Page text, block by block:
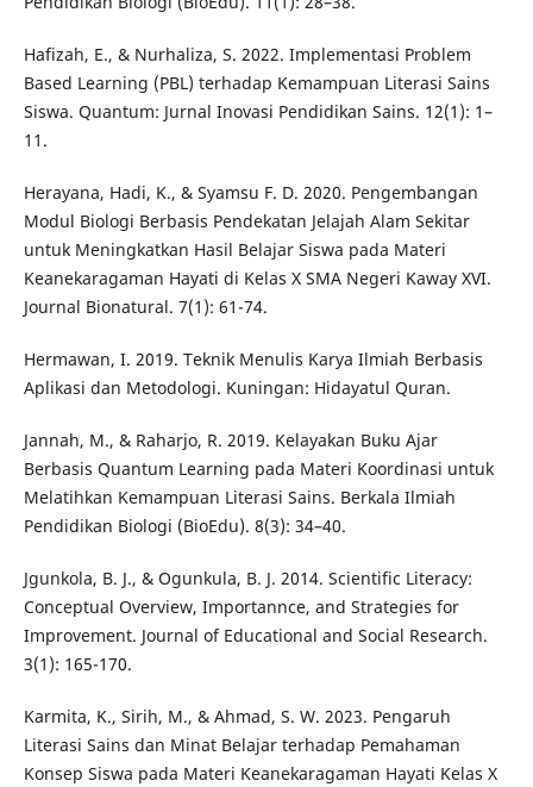
Hafizah, E., & Nurhaliza, S. 2022. Implementasi Problem
Based Learning (PBL) terhadap Kemampuan Literasi Sains
Siswa. Quantum: Jurnal Inovasi Pendidikan Sains. 12(1): 1–
11.
Herayana, Hadi, K., & Syamsu F. D. 2020. Pengembangan
Modul Biologi Berbasis Pendekatan Jelajah Alam Sekitar
untuk Meningkatkan Hasil Belajar Siswa pada Materi
Keanekaragaman Hayati di Kelas X SMA Negeri Kaway XVI.
Journal Bionatural. 7(1): 61-74.
Hermawan, I. 2019. Teknik Menulis Karya Ilmiah Berbasis
Aplikasi dan Metodologi. Kuningan: Hidayatul Quran.
Jannah, M., & Raharjo, R. 2019. Kelayakan Buku Ajar
Berbasis Quantum Learning pada Materi Koordinasi untuk
Melatihkan Kemampuan Literasi Sains. Berkala Ilmiah
Pendidikan Biologi (BioEdu). 8(3): 34–40.
Jgunkola, B. J., & Ogunkula, B. J. 2014. Scientific Literacy:
Conceptual Overview, Importannce, and Strategies for
Improvement. Journal of Educational and Social Research.
3(1): 165-170.
Karmita, K., Sirih, M., & Ahmad, S. W. 2023. Pengaruh
Literasi Sains dan Minat Belajar terhadap Pemahaman
Konsep Siswa pada Materi Keanekaragaman Hayati Kelas X